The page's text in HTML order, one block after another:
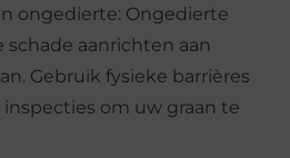
ongedierte: Ongedierte
schade aanrichten aan
Gebruik fysieke barrières
om uw graan te